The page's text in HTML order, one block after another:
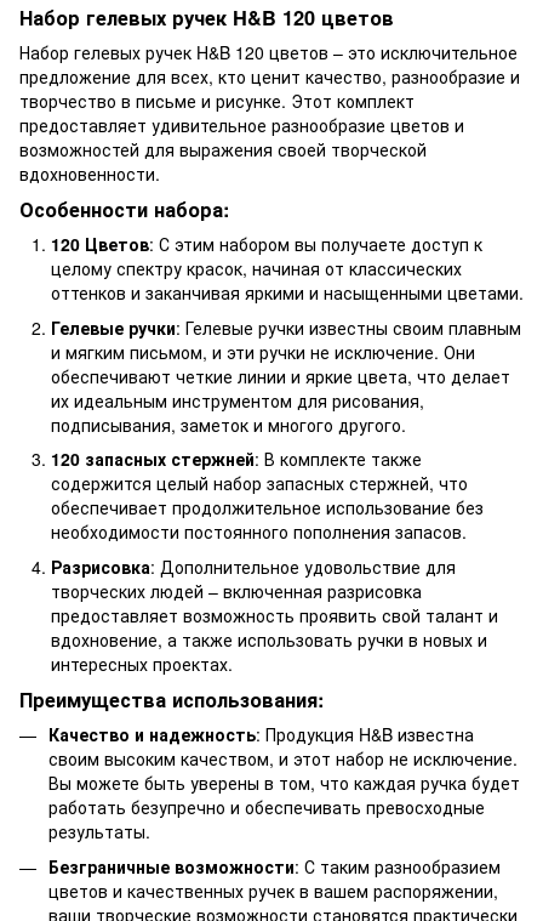
Набор гелевых ручек H&B 120 цветов
Набор гелевых ручек H&B 120 цветов – это исключительное
предложение для всех, кто ценит качество, разнообразие и
творчество в письме и рисунке. Этот комплект
предоставляет удивительное разнообразие цветов и
возможностей для выражения своей творческой
вдохновенности.
Особенности набора:
120 Цветов: С этим набором вы получаете доступ к
целому спектру красок, начиная от классических
оттенков и заканчивая яркими и насыщенными цветами.
Гелевые ручки: Гелевые ручки известны своим плавным
и мягким письмом, и эти ручки не исключение. Они
обеспечивают четкие линии и яркие цвета, что делает
их идеальным инструментом для рисования,
подписывания, заметок и многого другого.
120 запасных стержней: В комплекте также
содержится целый набор запасных стержней, что
обеспечивает продолжительное использование без
необходимости постоянного пополнения запасов.
Разрисовка: Дополнительное удовольствие для
творческих людей – включенная разрисовка
предоставляет возможность проявить свой талант и
вдохновение, а также использовать ручки в новых и
интересных проектах.
Преимущества использования:
Качество и надежность: Продукция H&B известна
своим высоким качеством, и этот набор не исключение.
Вы можете быть уверены в том, что каждая ручка будет
работать безупречно и обеспечивать превосходные
результаты.
Безграничные возможности: С таким разнообразием
цветов и качественных ручек в вашем распоряжении,
ваши творческие возможности становятся практически